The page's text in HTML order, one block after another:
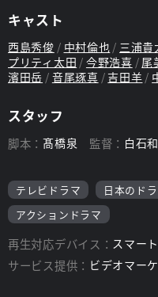
キャスト
西島秀俊 中村倫也 三浦貴
プリティ太田
今野浩喜 尾
濱田岳
音尾琢真 吉田羊
スタッフ
脚本：髙橋泉 監督： 白石
テレビドラマ 日本のド
アクションドラマ
再生対応デバイス： スマー
サービス提供： ビデオマー